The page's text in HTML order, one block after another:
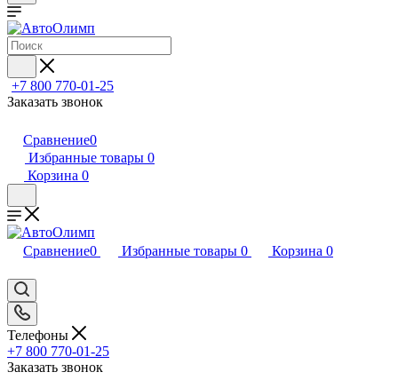
+7 800 770-01-25
Заказать звонок
Сравнение0
Избранные товары 0
Корзина 0
Сравнение0 Избранные товары 0 Корзина 0
Телефоны
+7 800 770-01-25
Заказать звонок